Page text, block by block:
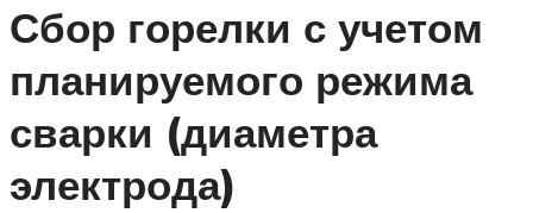
Сбор горелки с учетом
планируемого режима
сварки (диаметра
электрода)